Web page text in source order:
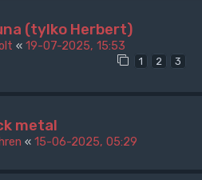
(tylko Herbert)
« 19-07-2025, 15:53
1 2 3
metal
« 15-06-2025, 05:29